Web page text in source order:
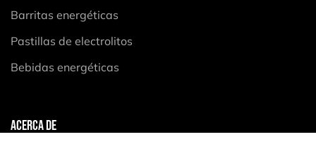
Barritas energéticas
Pastillas de electrolitos
Bebidas energéticas
ACERCA DE